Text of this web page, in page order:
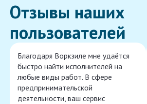
Отзывы наших
пользователей
Благодаря Воркзиле мне удаётся
быстро найти исполнителей на
любые виды работ. В сфере
предпринимательской
деятельности, ваш сервис